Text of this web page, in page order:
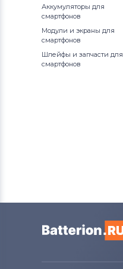
Аккумуляторы для
смартфонов
Модули и экраны для
смартфонов
Шлейфы и запчасти для
смартфонов